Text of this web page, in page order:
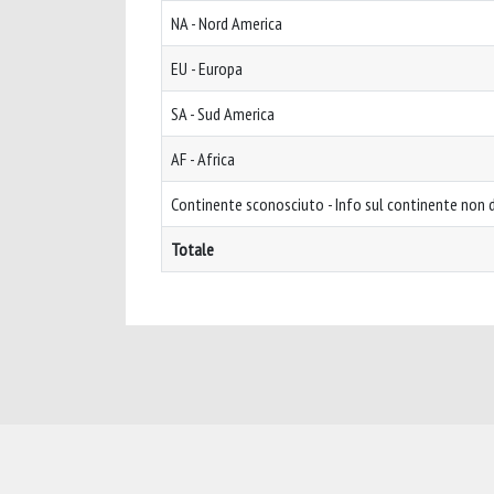
NA - Nord America
EU - Europa
SA - Sud America
AF - Africa
Continente sconosciuto - Info sul continente non
Totale